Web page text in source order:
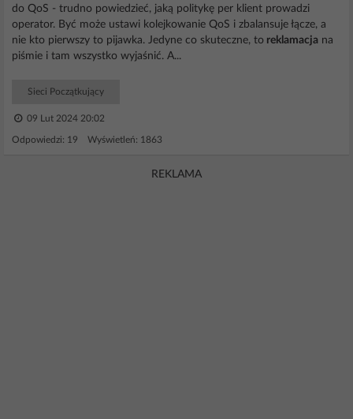
do QoS - trudno powiedzieć, jaką politykę per klient prowadzi
operator. Być może ustawi kolejkowanie QoS i zbalansuje łącze, a
nie kto pierwszy to pijawka. Jedyne co skuteczne, to reklamacja na
piśmie i tam wszystko wyjaśnić. A...
Sieci Początkujący
09 Lut 2024 20:02
Odpowiedzi: 19 Wyświetleń: 1863
REKLAMA